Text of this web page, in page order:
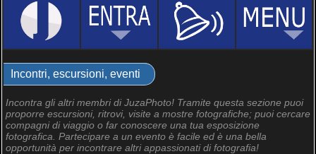
Incontri, escursioni, eventi
Incontra gli altri membri di JuzaPhoto! Tramite questa sezione puoi
proporre escursioni, ritrovi, visite a mostre fotografiche; puoi cercare
compagni di viaggio o far conoscere una tua esposizione
fotografica. Partecipare a un evento è facile ed è una bella
opportunità per incontrare altri appassionati di fotografia!